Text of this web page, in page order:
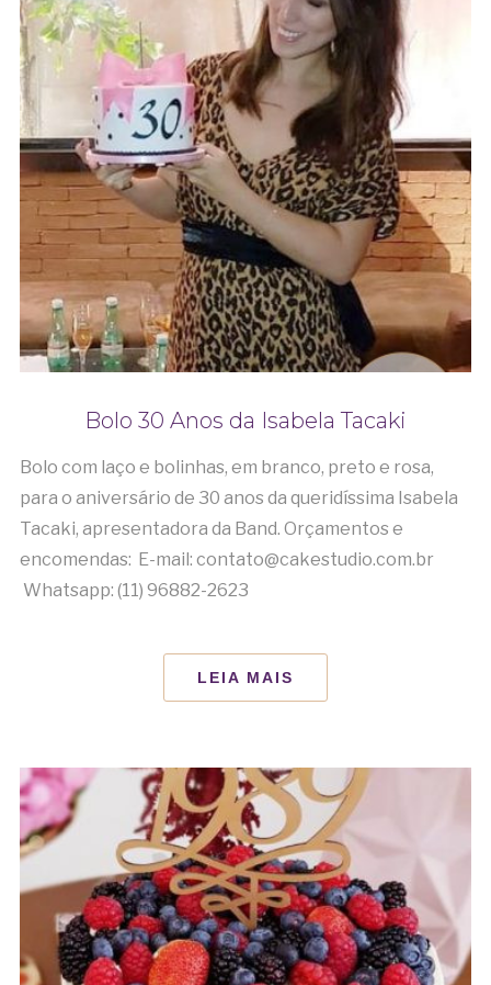
Bolo 30 Anos da Isabela Tacaki
Bolo com laço e bolinhas, em branco, preto e rosa,
para o aniversário de 30 anos da queridíssima Isabela
Tacaki, apresentadora da Band. Orçamentos e
encomendas: E-mail: contato@cakestudio.com.br
Whatsapp: (11) 96882-2623
LEIA MAIS